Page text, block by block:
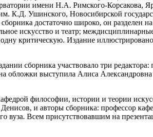
имени Н.А. Римского-Корсакова,
К.Д. Ушинского, Новосибирской
достаточно широко, он разделен
искусство и театр;
критическую. Издание
сборника участвовало три
обложки выступила Алиса
философии, истории и теории
и авторы сборника: профессор
вуза. Всем присутствовавшим на